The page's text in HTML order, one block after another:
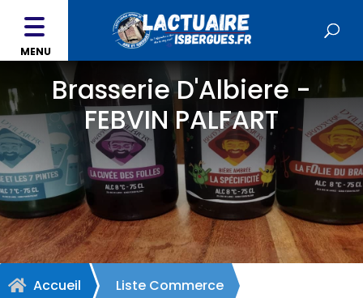
MENU
Brasserie D'Albiere -
FEBVIN PALFART
 Accueil Liste Commerce